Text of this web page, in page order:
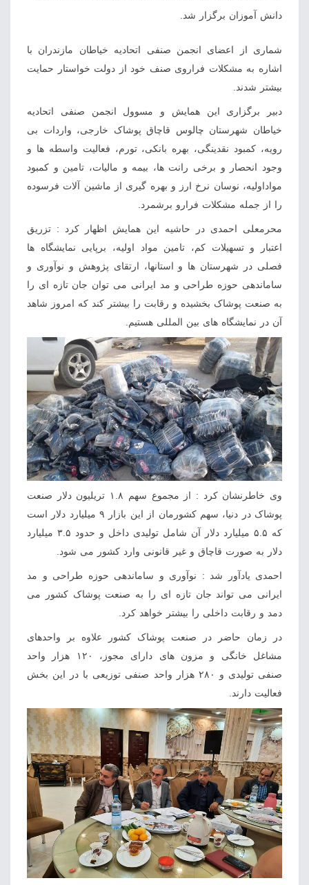
دانش آموزان برگزار شد.
شماری از اعضای انجمن صنفی اتحادیه خیاطان مازندران با
اشاره به مشکلات فراروی صنف خود از دولت خواستار حمایت
بیشتر شدند.
دبیر برگزاری این همایش و مسوول انجمن صنفی اتحادیه
خیاطان شهرستان چالوس قاچاق پوشاک خارجی، واردات بی
رویه، کمبود نقدینگی، بهره بانکی، تورم، فعالیت واسطه ها و
وجود انحصار و برخی رانت ها، بیمه و مالیات، تامین و کمبود
مواداولیه، نوسان نرخ ارز و بهره گیری از ماشین آلات فرسوده
را از جمله مشکلات فرارو برشمرد.
محرمعلی احمدی در حاشیه این همایش اظهار کرد : تزریق
اعتبار و تسهیلات کم، تامین مواد اولیه، برپایی نمایشگاه ها
فصلی در شهرستان ها و استانها، ارتقای پژوهش و نوآوری و
ساماندهی حوزه طراحی و مد ایرانی می توان جان تازه ای را
به صنعت پوشاک بخشیده و رقابت را بیشتر کند که امروز شاهد
آن در نمایشگاه های بین المللی هستیم.
وی خاطرنشان کرد : از مجموع سهم ۱.۸ تریلیون دلار صنعت
پوشاک در دنیا، سهم کشورمان از این بازار ۹ میلیارد دلار است
که ۵.۵ میلیارد دلار آن شامل تولیدی داخل و حدود ۳.۵ میلیارد
دلار به صورت قاچاق و غیر قانونی وارد کشور می شود.
احمدی یادآور شد : نوآوری و ساماندهی حوزه طراحی و مد
ایرانی می تواند جان تازه ای را به صنعت پوشاک کشور می
دمد و رقابت داخلی را بیشتر خواهد کرد.
در زمان حاضر در صنعت پوشاک کشور علاوه بر واحدهای
مشاغل خانگی و مزون های دارای مجوز، ۱۲۰ هزار واحد
صنفی تولیدی و ۲۸۰ هزار واحد صنفی توزیعی با در این بخش
فعالیت دارند.